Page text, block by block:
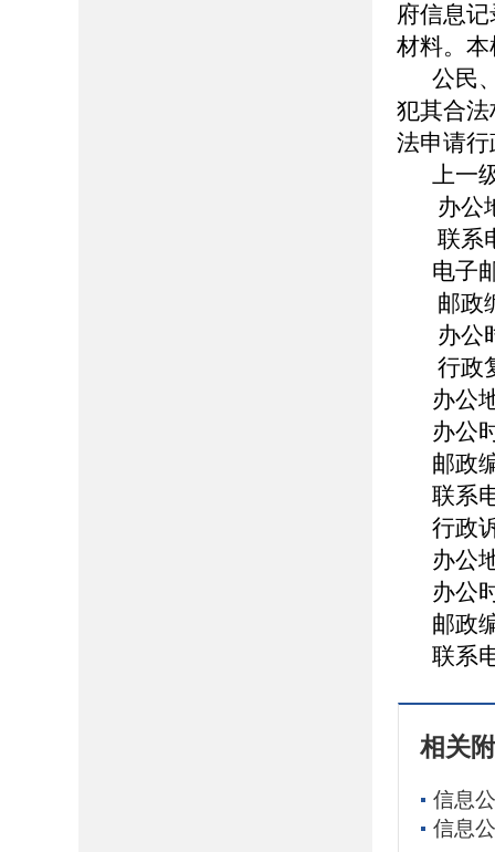
府信息
材料。
公民
犯其合
法申请
上一
办公
联系
电子
邮政
办公
行政
办公
办公
邮政
联系
行政
办公
办公
邮政
联系
相关
信息
信息